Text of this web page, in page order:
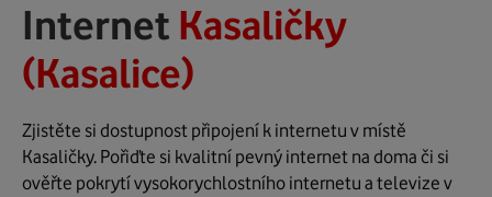
Internet Kasaličky
(Kasalice)
Zjistěte si dostupnost připojení k internetu v místě
Kasaličky. Pořiďte si kvalitní pevný internet na doma či si
ověřte pokrytí vysokorychlostního internetu a televize v